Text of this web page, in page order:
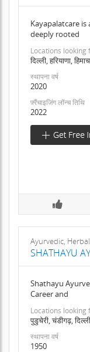
Kayapalatcare
deeply rooted
Locations looking
दिल्ली, हरियाणा,
स्थापना वर्ष
2020
फ़्रैंचाइजिंग लॉन्च तिथि
2022
Ayurvedic,
SHATHAYU
Shathayu
Career and
Locations looking
पुडुचेरी, चंडीगढ़,
स्थापना वर्ष
1950